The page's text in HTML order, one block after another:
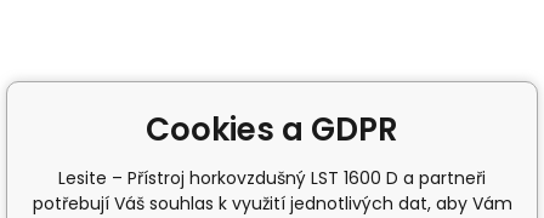
Cookies a GDPR
Lesite – Přístroj horkovzdušný LST 1600 D a partneři
potřebují Váš souhlas k využití jednotlivých dat, aby Vám